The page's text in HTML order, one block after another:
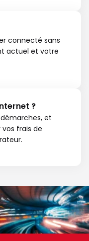
connecté sans
actuel et votre
?
et
vos frais de